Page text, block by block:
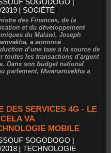
SOGODOGO |
| SOCIÉTÉ
des Finances, de la
et du développement
du Malawi, Joseph
a annoncé
d’une taxe à la source de
toutes les transactions d'argent
Dans son budget national
parlement, Mwanamvekha a
DES SERVICES 4G - LE
VA
MOBILE
SOGODOGO |
2018 |TECHNOLOGIE